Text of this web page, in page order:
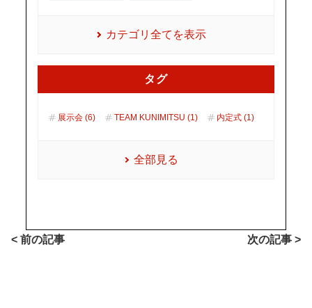
カテゴリ全てを表示
タグ
展示会 (6) TEAM KUNIMITSU (1) 内定式 (1)
全部見る
< 前の記事 次の記事 >